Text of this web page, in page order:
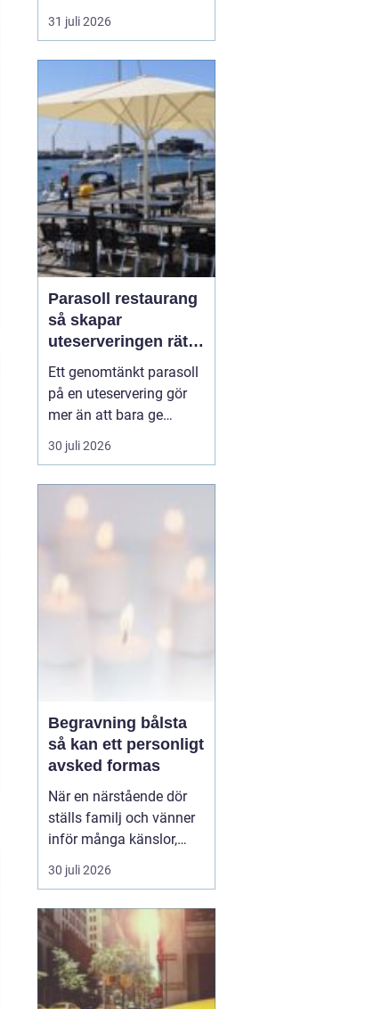
låta arvegods ligga i en
låda kan de formas om
passar stilen i dag och
bär med sig historien.
N&au...
31 juli 2026
Parasoll restaurang
så skapar
uteserveringen rätt
känsla året runt
Ett genomtänkt parasoll
på en uteservering gör
mer än att bara ge
skugga. Det påverkar hur
länge gästerna stannar,
och om de väljer att
komma tillbaka. När
kraven på komfort,
30 juli 2026
Begravning bålsta
så kan ett personligt
avsked formas
När en närstående dör
ställs familj och vänner
inför många känslor,
men också praktiska
beslut.
ceremoni i någon av
Håbo församlings kyrkor
eller ka...
30 juli 2026